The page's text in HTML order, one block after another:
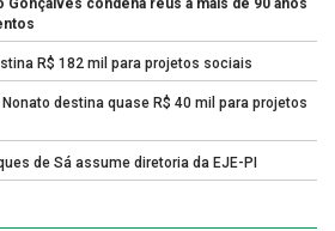
Gonçalves condena réus a mais de 90 anos
R$ 182 mil para projetos sociais
destina quase R$ 40 mil para projetos
de Sá assume diretoria da EJE-PI